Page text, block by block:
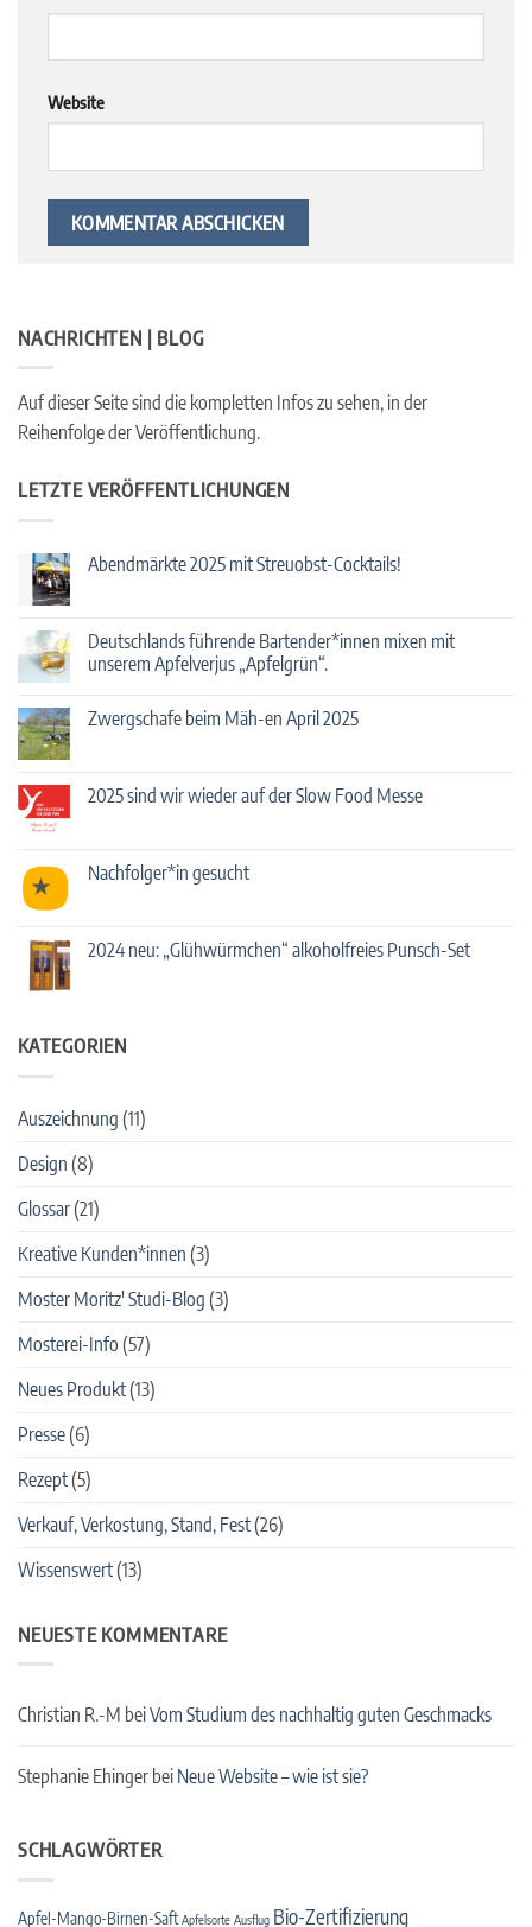
Website
NACHRICHTEN | BLOG
Auf dieser Seite sind die kompletten Infos zu sehen, in der
Reihenfolge der Veröffentlichung.
LETZTE VERÖFFENTLICHUNGEN
Abendmärkte 2025 mit Streuobst-Cocktails!
Abendmärkte
2025
mit
Deutschlands führende Bartender*innen mixen mit
unserem Apfelverjus „Apfelgrün“.
zu
Deutschlands
mit
Zwergschafe beim Mäh-en April 2025
Zwergschafe
beim
2025
2025 sind wir wieder auf der Slow Food Messe
2025
sind
der
Slow
Nachfolger*in gesucht
Nachfolger*in
gesucht
2024 neu: „Glühwürmchen“ alkoholfreies Punsch-Set
neu:
„Glühwürmchen“
KATEGORIEN
Auszeichnung (11)
Design (8)
Glossar(21)
Kreative Kunden*innen (3)
Moster Moritz' Studi-Blog (3)
Mosterei-Info (57)
Neues Produkt(13)
Presse(6)
Rezept(5)
Verkauf, Verkostung, Stand, Fest(26)
Wissenswert(13)
NEUESTE KOMMENTARE
Christian R.-M beiVom Studium des nachhaltig guten Geschmacks
Stephanie Ehinger bei Neue Website – wie ist sie?
SCHLAGWÖRTER
Apfel-Mango-Birnen-Saft Apfelsorte Ausflug Bio-Zertifizierung